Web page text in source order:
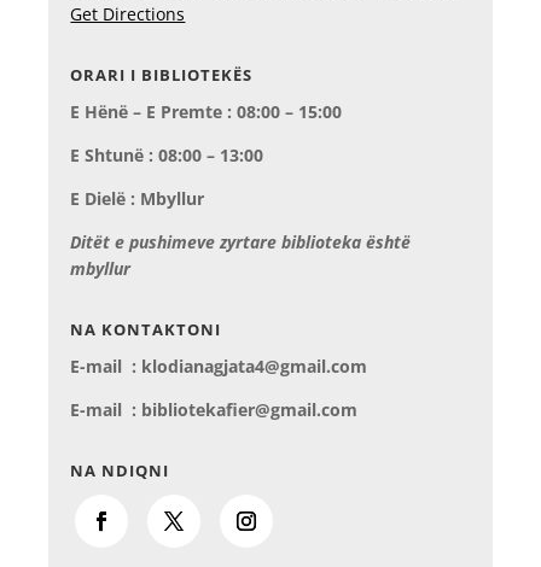
Get Directions
ORARI I BIBLIOTEKËS
E Hënë – E Premte : 08:00 – 15:00
E Shtunë : 08:00 – 13:00
E Dielë : Mbyllur
Ditët e pushimeve zyrtare biblioteka është
mbyllur
NA KONTAKTONI
E-mail : klodianagjata4@gmail.com
E-mail : bibliotekafier@gmail.com
NA NDIQNI